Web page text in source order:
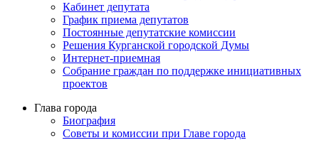
Кабинет депутата
График приема депутатов
Постоянные депутатские комиссии
Решения Курганской городской Думы
Интернет-приемная
Собрание граждан по поддержке инициативных
проектов
Глава города
Биография
Советы и комиссии при Главе города